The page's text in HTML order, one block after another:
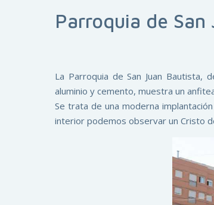
Parroquia de
La Parroquia de San Juan Bautista,
aluminio y cemento, muestra un
Se trata de una moderna
interior podemos observar un Cristo